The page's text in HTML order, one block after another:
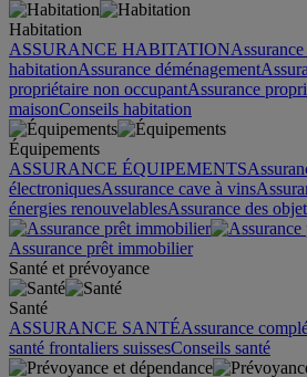
Habitation
ASSURANCE HABITATION
habitationAssurance déménagement
propriétaire non occupantAssurance
maisonConseils habitation
Équipements
ASSURANCE ÉQUIPEMENTS
électroniquesAssurance cave à vins
énergies renouvelablesAssurance des
Assurance prêt immobilier
Santé et prévoyance
Santé
ASSURANCE SANTÉAssurance
santé frontaliers suissesConseils santé